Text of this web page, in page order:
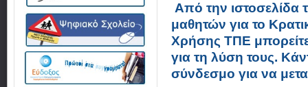
Από την ιστοσελίδα
μαθητών για το
Χρήσης ΤΠΕ μπορείτε
για τη λύση τους.
σύνδεσμο για να